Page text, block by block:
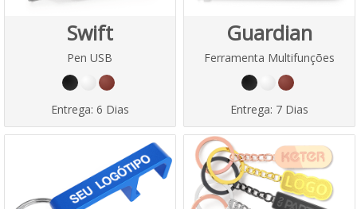
Swift
Pen USB
Entrega: 6 Dias
Guardian
Ferramenta Multifunções
Entrega: 7 Dias